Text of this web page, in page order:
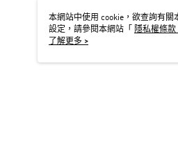
本網站中使用 cookie，欲查詢有關
設定，請參閱本網站「
隱私權條款
用 cookie。
了解更多 >